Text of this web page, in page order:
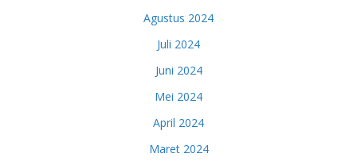
Agustus 2024
Juli 2024
Juni 2024
Mei 2024
April 2024
Maret 2024